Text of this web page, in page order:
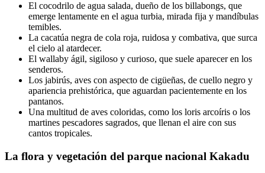
El cocodrilo de agua salada, dueño de los billabongs, que
emerge lentamente en el agua turbia, mirada fija y mandíbulas
temibles.
La cacatúa negra de cola roja, ruidosa y combativa, que surca
el cielo al atardecer.
El wallaby ágil, sigiloso y curioso, que suele aparecer en los
senderos.
Los jabirús, aves con aspecto de cigüeñas, de cuello negro y
apariencia prehistórica, que aguardan pacientemente en los
pantanos.
Una multitud de aves coloridas, como los loris arcoíris o los
martines pescadores sagrados, que llenan el aire con sus
cantos tropicales.
La flora y vegetación del parque nacional Kakadu